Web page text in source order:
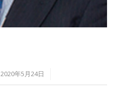
2020年5月24日